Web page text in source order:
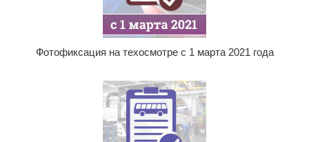
Фотофиксация на техосмотре с 1 марта 2021 года